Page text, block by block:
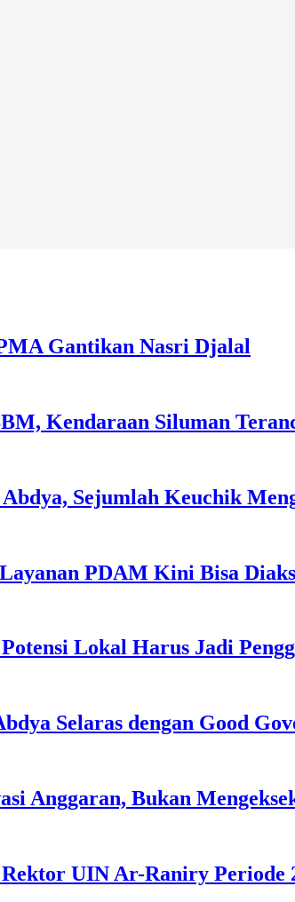
Gantikan Nasri Djalal
Kendaraan Siluman
Sejumlah Keuchik
PDAM Kini Bisa
Lokal Harus Jadi
Selaras dengan Good
Anggaran, Bukan
UIN Ar-Raniry Periode